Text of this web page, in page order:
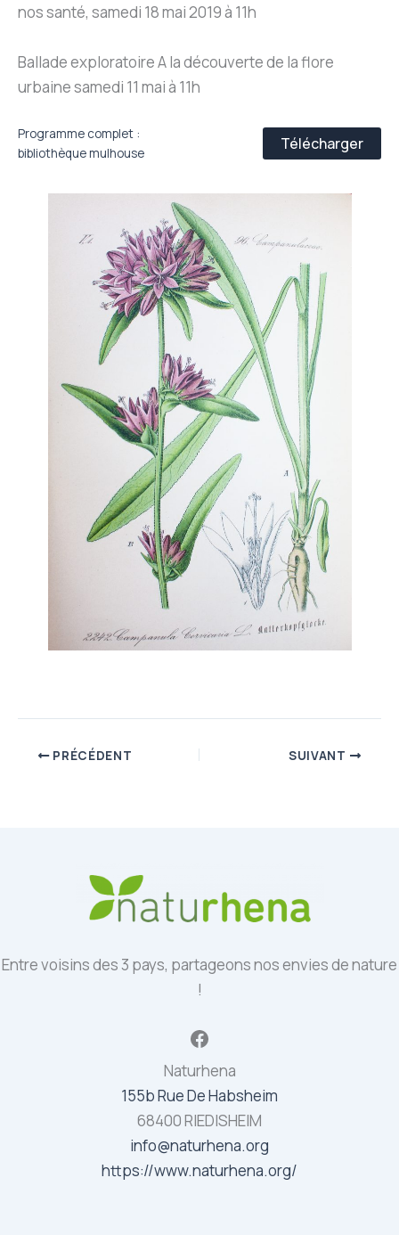
nos santé, samedi 18 mai 2019 à 11h
Ballade exploratoire A la découverte de la flore
urbaine samedi 11 mai à 11h
Programme complet :
bibliothèque mulhouse
Télécharger
PRÉCÉDENT SUIVANT
Entre voisins des 3 pays, partageons nos envies de nature
!
Facebook
Naturhena
155b Rue De Habsheim
68400 RIEDISHEIM
info@naturhena.org
https://www.naturhena.org/